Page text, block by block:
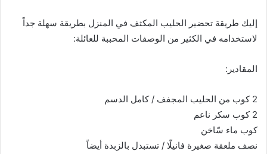
إليك طريقة تحضير الحليب المكثف في المنزل بطريقة سهلة جداً
لاستخدامه في الكثير من الوصفات المحببة للعائلة:
المقادير:
2 كوب من الحليب المجفف / كامل الدسم
2 كوب سكر ناعم
كوب ماء سّاخن
نصف ملعقة صغيرة فانيلّا / تستبدل بالزبدة أيضاً